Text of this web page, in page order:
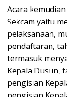
Acara
Sekcam yaitu
pelaksanaan,
pendaftaran,
termasuk
Kepala Dusun,
pengisian